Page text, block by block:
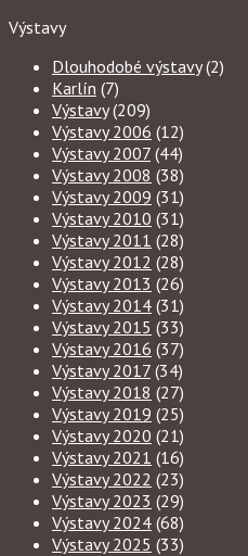
Výstavy
Dlouhodobé výstavy(2)
Karlín (7)
Výstavy(209)
Výstavy 2006 (12)
Výstavy 2007 (44)
Výstavy 2008 (38)
Výstavy 2009 (31)
Výstavy 2010 (31)
Výstavy 2011 (28)
Výstavy 2012 (28)
Výstavy 2013 (26)
Výstavy 2014 (31)
Výstavy 2015 (33)
Výstavy 2016 (37)
Výstavy 2017 (34)
Výstavy 2018 (27)
Výstavy 2019 (25)
Výstavy 2020 (21)
Výstavy 2021 (16)
Výstavy 2022 (23)
Výstavy 2023 (29)
Výstavy 2024 (68)
Výstavy 2025 (33)